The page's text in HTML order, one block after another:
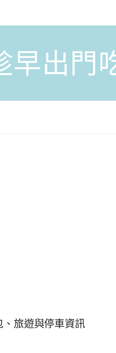
早出門
、旅遊與停車資訊